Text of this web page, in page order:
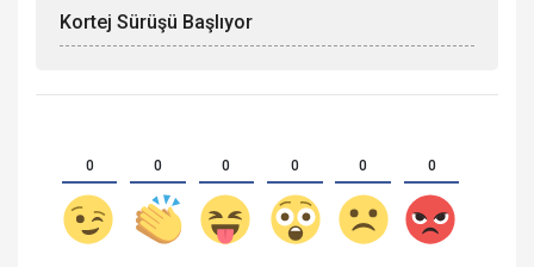
Kortej Sürüşü Başlıyor
0 0 0 0 0 0